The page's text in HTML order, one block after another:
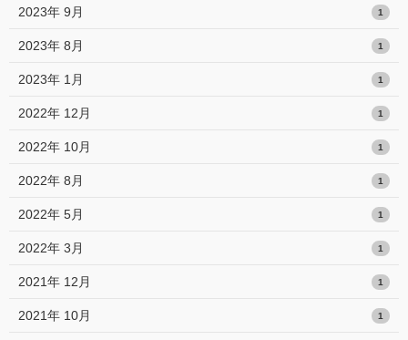
2023年 9月 1
2023年 8月 1
2023年 1月 1
2022年 12月 1
2022年 10月 1
2022年 8月 1
2022年 5月 1
2022年 3月 1
2021年 12月 1
2021年 10月 1